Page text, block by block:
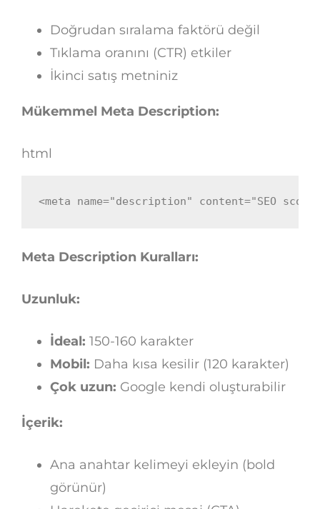
Doğrudan sıralama faktörü değil
Tıklama oranını (CTR) etkiler
İkinci satış metniniz
Mükemmel Meta Description:
html
<meta name="description" content="SEO
Meta Description Kuralları:
Uzunluk:
İdeal: 150-160 karakter
Mobil: Daha kısa kesilir (120 karakter)
Çok uzun: Google kendi oluşturabilir
İçerik:
Ana anahtar kelimeyi ekleyin (bold
görünür)